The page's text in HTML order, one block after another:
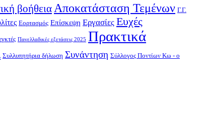
βοήθεια Αποκατάσταση Τεμένων Γ.Γ.
Εορτασμός Επίσκεψη Εργασίες Ευχές
Πανελλαδικές εξετάσεις 2025 Πρακτικά
Συλλυπητήρια δήλωση Συνάντηση Σύλλογος Ποντίων Κω - ο